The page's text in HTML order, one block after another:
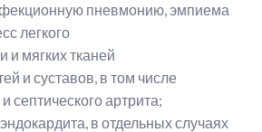
пневмонию, эмпиема
легкого
и мягких тканей
и суставов, в том числе
септического артрита;
в отдельных случаях